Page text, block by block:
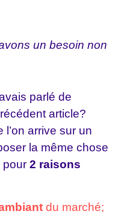
un besoin non
parlé de
article?
arrive sur un
la même chose
pour 2 raisons
du marché;